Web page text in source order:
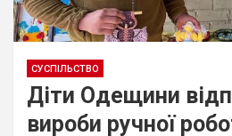
СУСПІЛЬСТВО
Діти Одещини
вироби ручної